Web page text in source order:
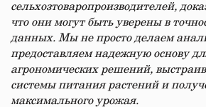
сельхозтоваропроизводителей,
что они могут быть уверены в
данных. Мы не просто делаем
предоставляем надежную основу
агрономических решений,
системы питания растений и
максимального урожая.